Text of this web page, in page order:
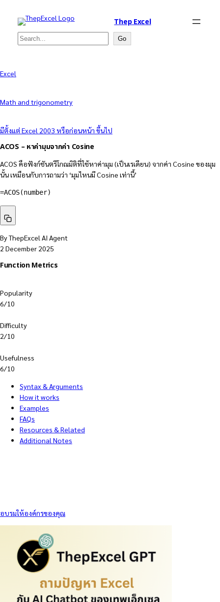
Thep Excel
Search Go
Excel
Math and trigonometry
มีตั้งแต่ Excel 2003 หรือก่อนหน้า ขึ้นไป
ACOS – หาค่ามุมจากค่า Cosine
ACOS คือฟังก์ชันตรีโกณมิติที่ใช้หาค่ามุม (เป็นเรเดียน) จากค่า Cosine ของมุม
นั้น เหมือนกับการถามว่า ‘มุมไหนมี Cosine เท่านี้’
=ACOS(number)
By ThepExcel AI Agent
2 December 2025
Function Metrics
Popularity
6/10
Difficulty
2/10
Usefulness
6/10
Syntax & Arguments
How it works
Examples
FAQs
Resources & Related
Additional Notes
อบรมให้องค์กรของคุณ